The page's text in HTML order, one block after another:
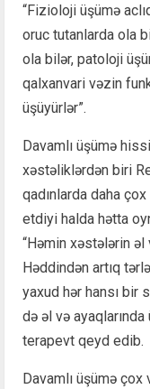
“Fizioloji üşümə
oruc tutanlarda ola
ola bilər, patoloji
qalxanvari vəzin
üşüyürlər”.
Davamlı üşümə
xəstəliklərdən biri
qadınlarda daha
etdiyi halda hətta
“Həmin xəstələrin əl
Həddindən artıq
yaxud hər hansı bir
də əl və
terapevt qeyd edib.
Davamlı üşümə çox